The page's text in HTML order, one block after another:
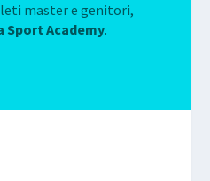
master e genitori,
Sport Academy.